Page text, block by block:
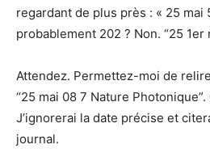
regardant de plus près : « 25 mai
probablement 202 ? Non. “25 1er
Attendez. Permettez-moi de
“25 mai 08 7 Nature
J’ignorerai la date précise et
journal.